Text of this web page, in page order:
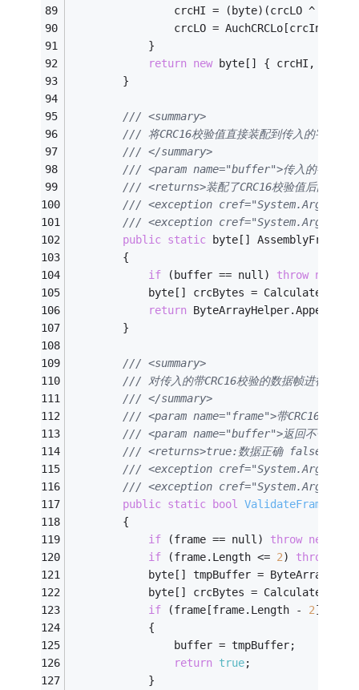
crcHI = (byte)(crcLO ^
                crcLO = AuchCRCLo[crcIndex];
            }
return new byte[] { crcHI,
        }
/// <summary>
/// 将CRC16校验值直接装配到传入的字节数
/// </summary>
/// <param name="buffer">传入的字节数
/// <returns>装配了CRC16校验值后的字
/// <exception
/// <exception
public static byte[]
        {
if (buffer == null) throw new
byte[] crcBytes =
return
        }
/// <summary>
/// 对传入的带CRC16校验的数据帧进行校验
/// </summary>
/// <param name="frame">带CRC16校验的
/// <param name="buffer">返回不带CRC16
/// <returns>true:数据正确 false:数据
/// <exception
/// <exception
public static bool
        {
if (frame == null) throw new
if (frame.Length <= 2) throw
byte[] tmpBuffer =
byte[] crcBytes =
if (frame[frame.Length - 2] ==
            {
                buffer = tmpBuffer;
return true;
            }